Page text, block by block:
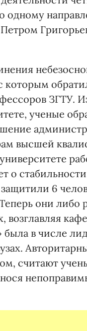
одному
которым
ЗГТУ.
ученые
высшей
о
6
они
возглавляя
в числе
считают